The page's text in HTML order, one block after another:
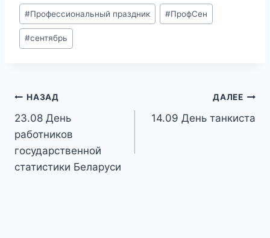
Метки
записи:
#Профессиональный праздник #ПрофСен
#сентябрь
Навигация
по
записям
НАЗАД
23.08 День
работников
государственной
статистики Беларуси
ДАЛЕЕ
14.09 День танкиста